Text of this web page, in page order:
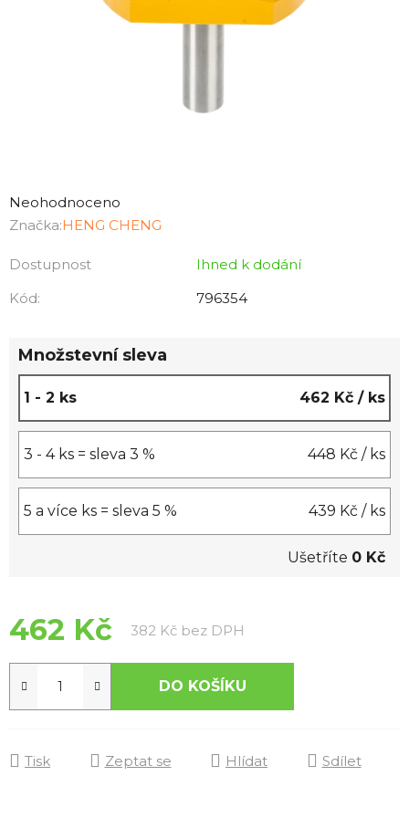
hodnocení
produktu
0,0
z
Neohodnoceno
Značka:HENG CHENG
Dostupnost
Ihned k dodání
Kód:
796354
Množstevní sleva
1 - 2 ks 462 Kč / ks
3 - 4 ks = sleva 3 % 448 Kč / ks
5 a více ks = sleva 5 % 439 Kč / ks
Ušetříte 0 Kč
462 Kč 382 Kč bez DPH
DO KOŠÍKU
Tisk Zeptat se Hlídat Sdílet